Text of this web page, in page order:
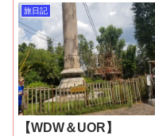
旅日記
【WDW＆UOR】